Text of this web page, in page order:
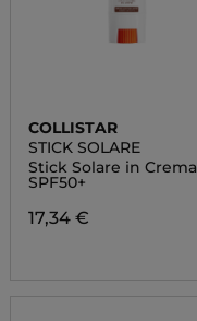
COLLISTAR
STICK SOLARE
Stick Solare in Crema
SPF50+
17,34 €